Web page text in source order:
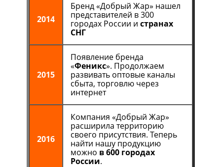
2014
Бренд «Добрый Жар» нашел
представителей в 300
городах России и странах
СНГ
2015
Появление бренда
«Феникс». Продолжаем
развивать оптовые каналы
сбыта, торговлю через
интернет
2016
Компания «Добрый Жар»
расширила территорию
своего присутствия. Теперь
найти нашу продукцию
можно в 600 городах
России.